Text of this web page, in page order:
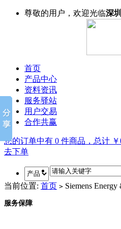
尊敬的用户，欢迎光临深
首页
产品中心
资料资讯
服务驿站
用户交易
合作共赢
您的订单中有 0 件商品，总计 ￥
去下单
当前位置: 首页 > Siemens
服务保障